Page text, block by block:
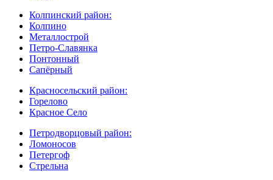
Колпинский район:
Колпино
Металлострой
Петро-Славянка
Понтонный
Сапёрный
Красносельский район:
Горелово
Красное Село
Петродворцовый район:
Ломоносов
Петергоф
Стрельна